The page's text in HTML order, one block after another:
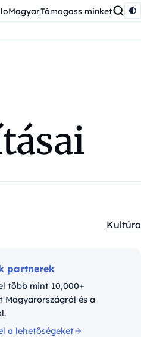
Támogass minket
Kultúra
partnerek
több mint 10,000+
Magyarországról és a
a lehetőségeket